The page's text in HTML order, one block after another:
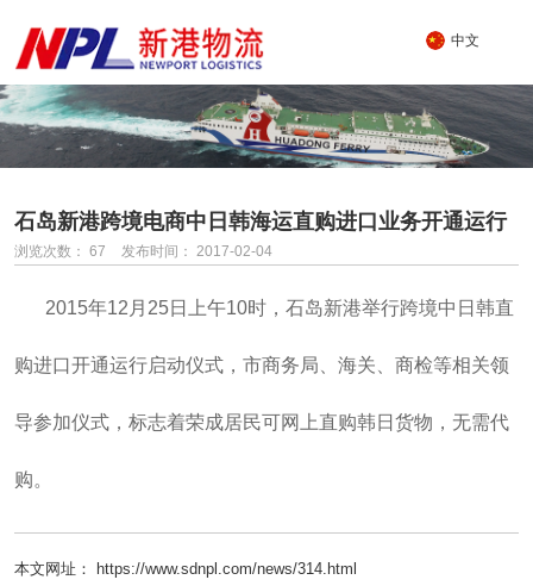
中文
石岛新港跨境电商中日韩海运直购进口业务开通运行
浏览次数： 67 发布时间： 2017-02-04
2015年12月25日上午10时，石岛新港举行跨境中日韩直
购进口开通运行启动仪式，市商务局、海关、商检等相关领
导参加仪式，标志着荣成居民可网上直购韩日货物，无需代
购。
本文网址： https://www.sdnpl.com/news/314.html